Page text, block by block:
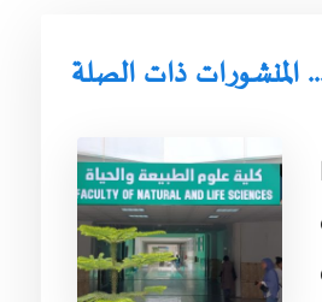
ذات الصلة ...